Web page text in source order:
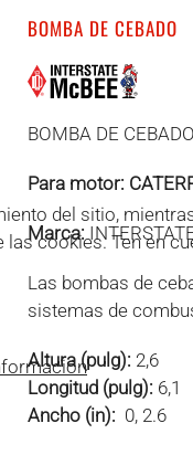
BOMBA DE CEBADO
BOMBA DE
Para motor:
Marca:
Las bombas de
sistemas de
Altura (pulg): 2,6
Longitud (pulg): 6,1
Ancho (in): 0, 2.6
del sitio,
cookies. Ten en